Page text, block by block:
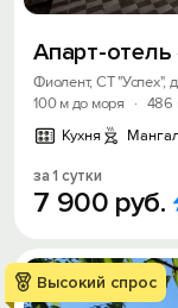
Апарт-
Фиолент, СТ "Успех",
100 м до моря
· 486
Кухня
за 1 сутки
7 900 руб.
Высокий спрос